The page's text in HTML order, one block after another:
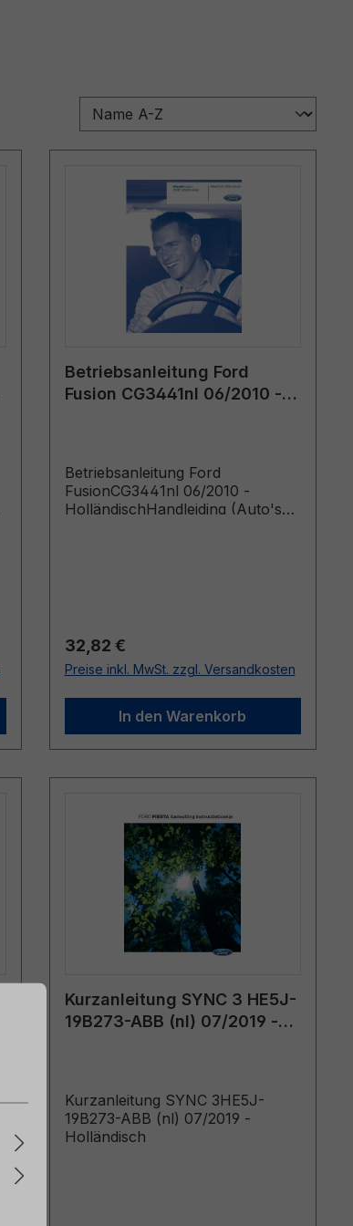
Betriebsanleitung Ford
Fusion CG3441nl 06/2010 -
Betriebsanleitung Ford
FusionCG3441nl 06/2010 -
HolländischHandleiding (Auto's
Regulärer Preis:
32,82 €
Preise inkl. MwSt. zzgl. Versandkosten
In den Warenkorb
Kurzanleitung SYNC 3 HE5J-
19B273-ABB (nl) 07/2019 -
Kurzanleitung SYNC 3HE5J-
19B273-ABB (nl) 07/2019 -
Holländisch